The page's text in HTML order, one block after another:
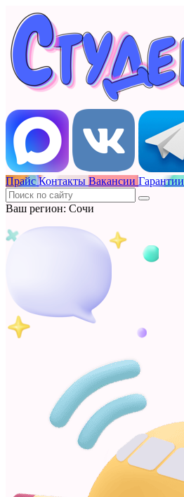
Прайс Контакты Вакансии Гарантии
Ваш регион: Сочи